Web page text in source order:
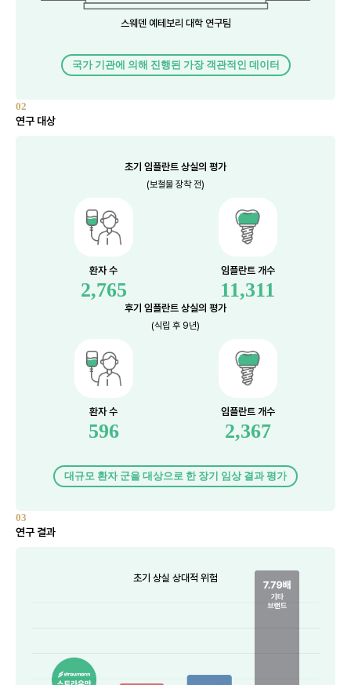
스웨덴 예테보리 대학 연구팀
국가 기관에 의해 진행된 가장 객관적인 데이터
02
연구 대상
초기 임플란트 상실의 평가
(보철물 장착 전)
환자 수
2,765
임플란트 개수
11,311
후기 임플란트 상실의 평가
(식립 후 9년)
환자 수
596
임플란트 개수
2,367
대규모 환자 군을 대상으로 한 장기 임상 결과 평가
03
연구 결과
초기 상실 상대적 위험